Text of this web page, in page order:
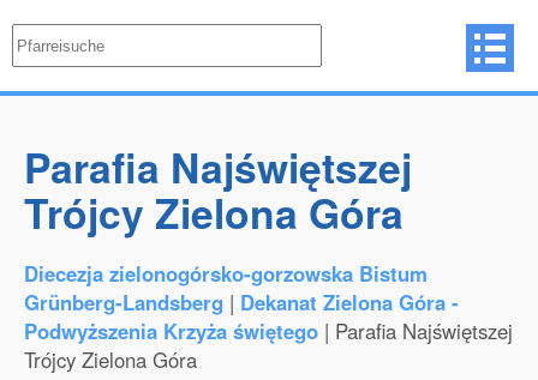
Parafia Najświętszej
Trójcy Zielona Góra
Diecezja zielonogórsko-gorzowska Bistum
Grünberg-Landsberg | Dekanat Zielona Góra -
Podwyższenia Krzyża świętego | Parafia Najświętszej
Trójcy Zielona Góra